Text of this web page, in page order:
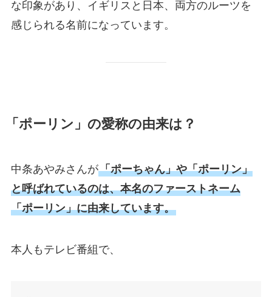
な印象があり、イギリスと日本、両方のルーツを
感じられる名前になっています。
「ポーリン」の愛称の由来は？
中条あやみさんが「ポーちゃん」や「ポーリン」
と呼ばれているのは、本名のファーストネーム
「ポーリン」に由来しています。
本人もテレビ番組で、